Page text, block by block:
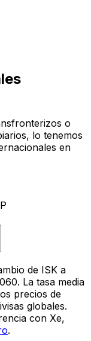
o
lo tenemos
en
de ISK a
La tasa media
precios de
globales.
con Xe,
.